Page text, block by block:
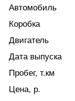
Автомобиль
Коробка
Двигатель
Дата выпуска
Пробег, т.км
Цена, р.